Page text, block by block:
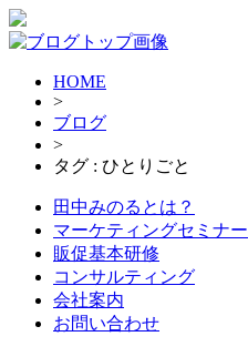
HOME
>
ブログ
>
タグ : ひとりごと
田中みのるとは？
マーケティングセミナー
販促基本研修
コンサルティング
会社案内
お問い合わせ